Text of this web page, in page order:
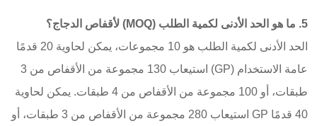
5. ما هو الحد الأدنى لكمية الطلب (MOQ) لأقفاص الدجاج؟
الحد الأدنى لكمية الطلب هو 10 مجموعات، يمكن لحاوية 20 قدمًا
عامة الاستخدام (GP) استيعاب 130 مجموعة من الأقفاص من 3
طبقات، أو 100 مجموعة من الأقفاص من 4 طبقات. يمكن لحاوية
40 قدمًا GP استيعاب 280 مجموعة من الأقفاص من 3 طبقات، أو